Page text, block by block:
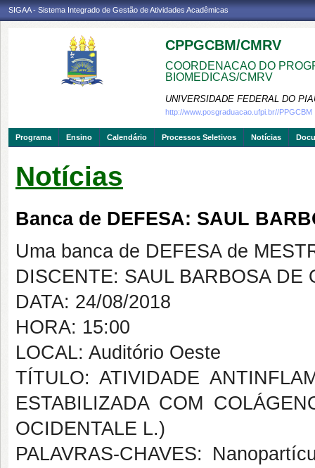
SIGAA - Sistema Integrado de Gestão de Atividades Acadêmicas
CPPGCBM/CMRV
COORDENACAO DO
BIOMEDICAS/CMRV
UNIVERSIDADE FEDERAL DO
http://www.posgraduacao.ufpi.br//PPGCBM
Programa Ensino Calendário Processos Seletivos Notícias
Notícias
Banca de DEFESA: SAUL
Uma banca de DEFESA de
DISCENTE: SAUL BARBOSA DE
DATA: 24/08/2018
HORA: 15:00
LOCAL: Auditório Oeste
TÍTULO: ATIVIDADE
ESTABILIZADA COM
OCIDENTALE L.)
PALAVRAS-CHAVES: